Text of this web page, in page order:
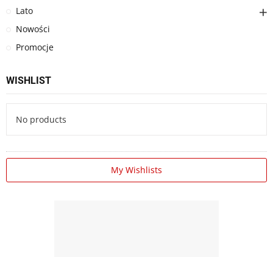
Lato
Nowości
Promocje
WISHLIST
No products
My Wishlists